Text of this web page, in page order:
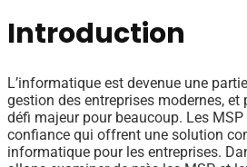
Introduction
L’informatique est devenue une
gestion des entreprises modernes, et
défi majeur pour beaucoup. Les
confiance qui offrent une solution
informatique pour les entreprises.